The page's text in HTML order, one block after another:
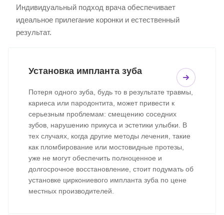
Индивидуальный подход врача обеспечивает
идеальное прилегание коронки и естественный
результат.
Установка импланта зуба
Потеря одного зуба, будь то в результате травмы,
кариеса или пародонтита, может привести к
серьезным проблемам: смещению соседних
зубов, нарушению прикуса и эстетики улыбки. В
тех случаях, когда другие методы лечения, такие
как пломбирование или мостовидные протезы,
уже не могут обеспечить полноценное и
долгосрочное восстановление, стоит подумать об
установке циркониевого импланта зуба по цене
местных производителей.